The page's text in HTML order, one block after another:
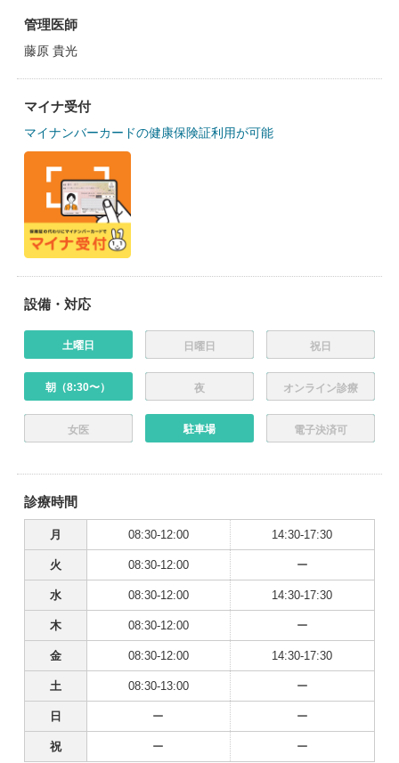
管理医師
藤原 貴光
マイナ受付
マイナンバーカードの健康保険証利用が可能
設備・対応
土曜日 日曜日 祝日
朝（8:30〜） 夜 オンライン診療
女医 駐車場 電子決済可
診療時間
月 08:30-12:00 14:30-17:30
火 08:30-12:00 ー
水 08:30-12:00 14:30-17:30
木 08:30-12:00 ー
金 08:30-12:00 14:30-17:30
土 08:30-13:00 ー
日 ー ー
祝 ー ー